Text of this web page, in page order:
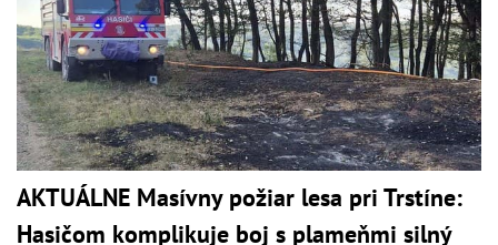
AKTUÁLNE Masívny požiar lesa pri Trstíne:
Hasičom komplikuje boj s plameňmi silný